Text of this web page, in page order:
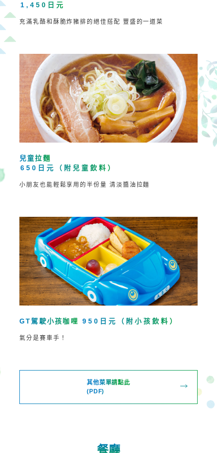
1,450日元
充滿乳酪和酥脆炸豬排的絕佳搭配 豐盛的一道菜
兒童拉麵
650日元（附兒童飲料）
小朋友也能輕鬆享用的半份量 清淡醬油拉麵
GT駕駛小孩咖哩 950日元（附小孩飲料）
氣分是賽車手！
其他菜單請點此
(PDF)
餐廳